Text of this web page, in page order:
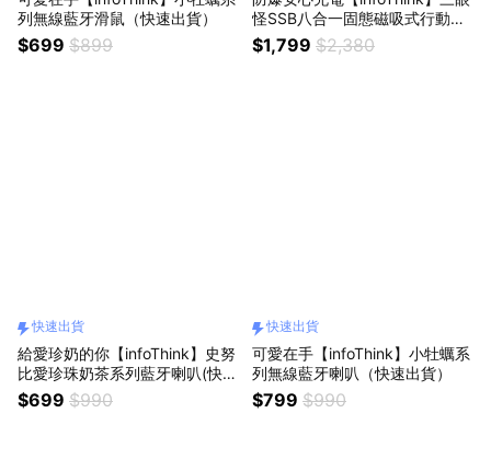
列無線藍牙滑鼠（快速出貨）
$699 $899
怪SSB八合一固態磁吸式行動電
源(快速出貨)
$1,799 $2,380
快速出貨
給愛珍奶的你【infoThink】史努
比愛珍珠奶茶系列藍牙喇叭(快速
出貨)
$699 $990
快速出貨
可愛在手【infoThink】小牡蠣系
列無線藍牙喇叭（快速出貨）
$799 $990